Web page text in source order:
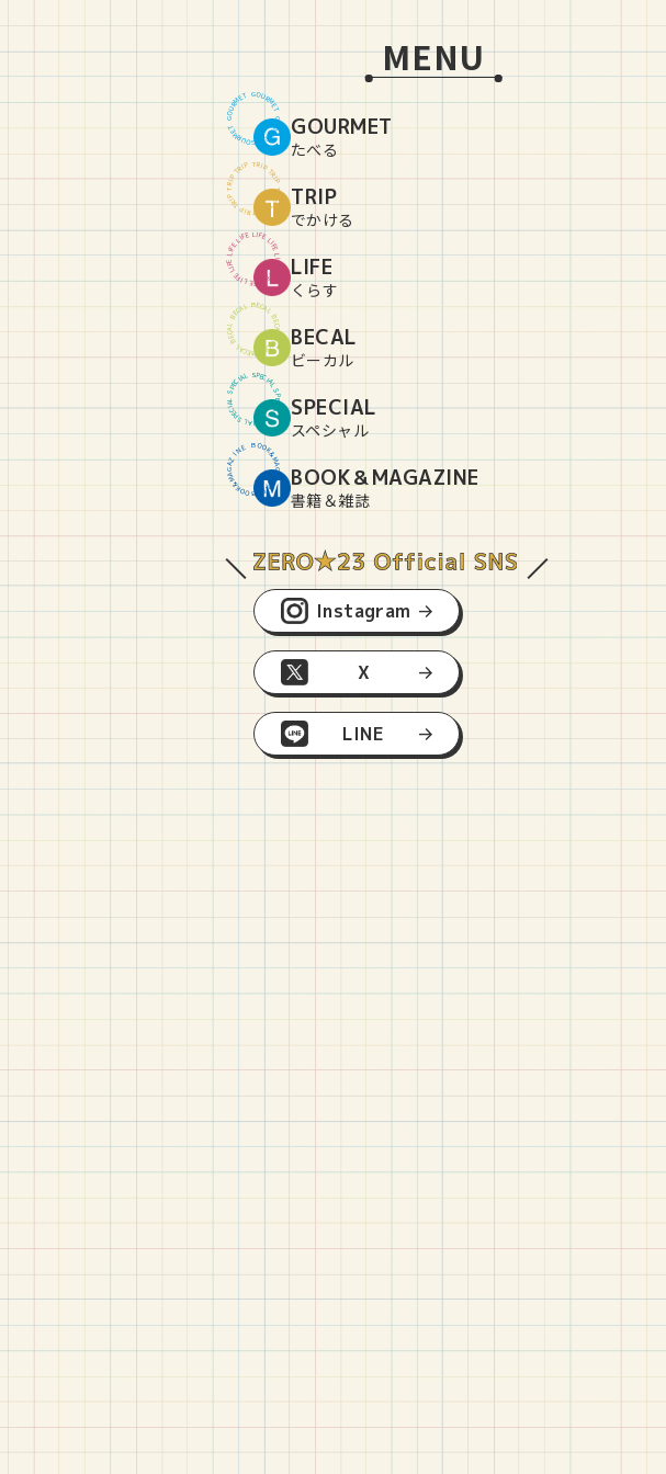
MENU
GOURME
T
G
O
U
R
M
E
T
G
O
U
R
M
E
T
G
O
U
RMET
GOURMET
たべる
TRIPT
RI
P
T
R
P
T
R
T
R
I
P
T
R
I
P
T
R
I
P
T
RIP
TRIP
でかける
LIFEL
IF
E
L
F
L
I
FE
F
E
L
I
F
E
L
I
F
E
L
IF
E
LIFE
LIFE
くらす
BECA
L
BE
C
A
L
B
E
C
A
B
E
C
A
L
B
E
C
A
L
BE
CAL
BECAL
ビーカル
SPECI
A
L
SP
E
C
A
L
S
P
CI
A
L
S
P
E
C
I
A
L
SP
E
CIAL
SPECIAL
スペシャル
BOOK
&M
A
G
A
Z
I
N
E
B
O
O
K
&
M
A
G
A
Z
I
NE
BOOK＆MAGAZINE
書籍＆雑誌
Instagram
X
LINE